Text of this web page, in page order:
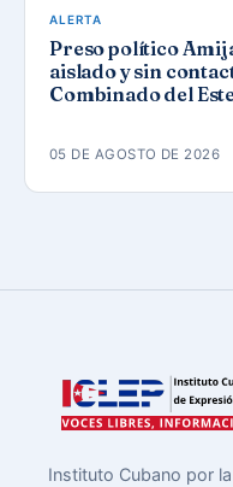
ALERTA
Preso político
aislado y sin
Combinado del
05 DE AGOSTO DE 2026
Instituto Cubano por